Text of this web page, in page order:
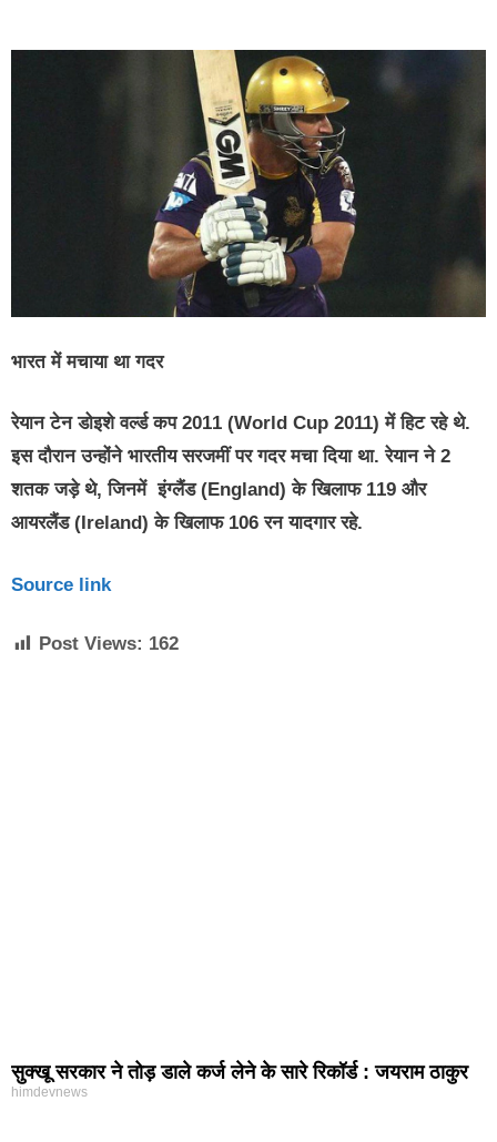
भारत में मचाया था गदर
रेयान टेन डोइशे वर्ल्ड कप 2011 (World Cup 2011) में हिट रहे थे.
इस दौरान उन्होंने भारतीय सरजमीं पर गदर मचा दिया था. रेयान ने 2
शतक जड़े थे, जिनमें इंग्‍लैंड (England) के खिलाफ 119 और
आयरलैंड (Ireland) के खिलाफ 106 रन यादगार रहे.
Source link
Post Views: 162
सुक्खू सरकार ने तोड़ डाले कर्ज लेने के सारे रिकॉर्ड : जयराम ठाकुर
himdevnews